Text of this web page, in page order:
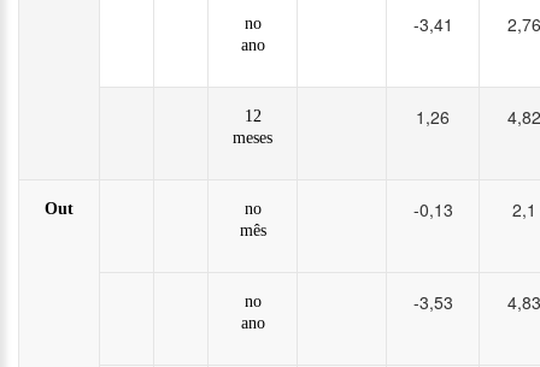
no
ano
-3,41 2,76
12
meses
1,26 4,82
Out
no
mês
-0,13 2,1
no
ano
-3,53 4,83